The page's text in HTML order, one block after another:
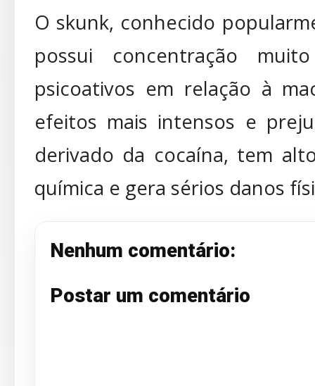
O skunk, conhecido
possui concentração
psicoativos em relação à
efeitos mais intensos e
derivado da cocaína, tem
química e gera sérios danos
Nenhum comentário:
Postar um comentário